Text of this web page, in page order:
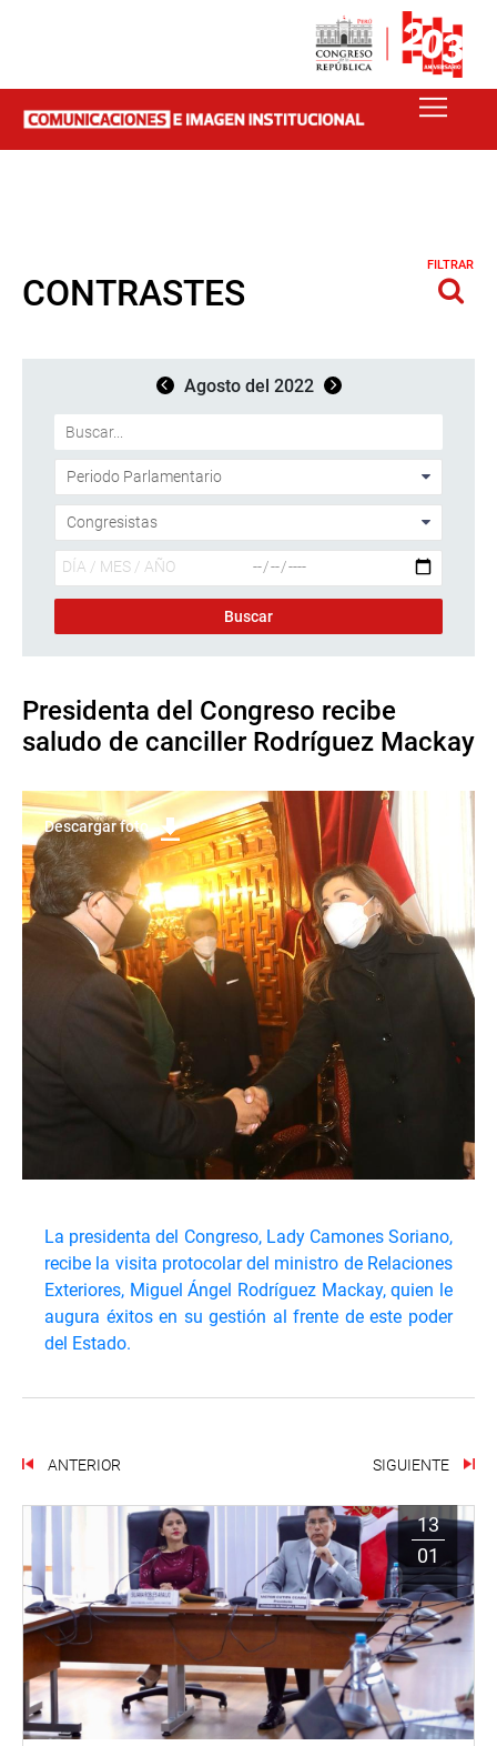
CONTRASTES
FILTRAR
Agosto del 2022
Presidenta del Congreso recibe
saludo de canciller Rodríguez Mackay
Descargar foto
La presidenta del Congreso, Lady Camones Soriano,
recibe la visita protocolar del ministro de Relaciones
Exteriores, Miguel Ángel Rodríguez Mackay, quien le
augura éxitos en su gestión al frente de este poder
del Estado.
ANTERIOR SIGUIENTE
13
01